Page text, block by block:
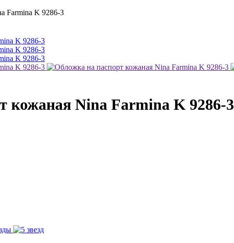
Farmina K 9286-3
кожаная Nina Farmina K 9286-3